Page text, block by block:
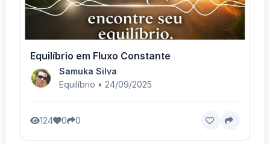
Equilíbrio em Fluxo Constante
Samuka Silva
Equilíbrio • 24/09/2025
124 0 0